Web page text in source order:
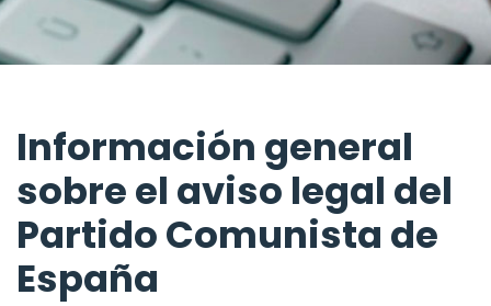
Información general
sobre el aviso legal del
Partido Comunista de
España